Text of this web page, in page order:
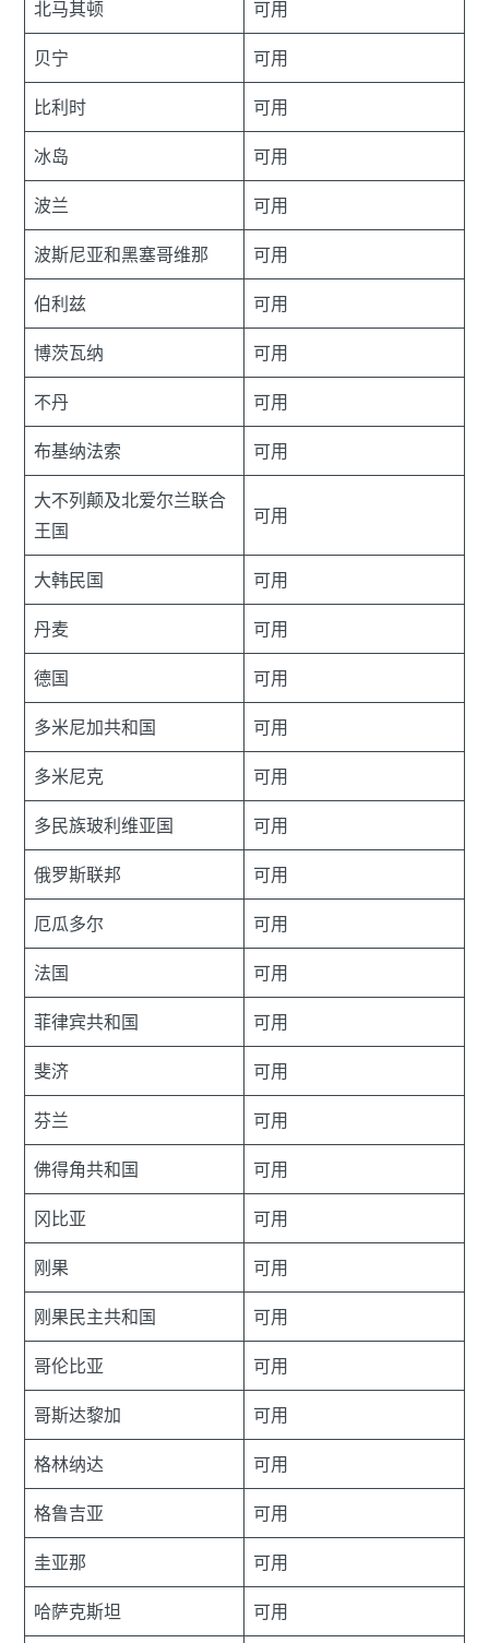
北马其顿
可用
贝宁
可用
比利时
可用
冰岛
可用
波兰
可用
波斯尼亚和黑塞哥维那
可用
伯利兹
可用
博茨瓦纳
可用
不丹
可用
布基纳法索
可用
大不列颠及北爱尔兰联合
王国
可用
大韩民国
可用
丹麦
可用
德国
可用
多米尼加共和国
可用
多米尼克
可用
多民族玻利维亚国
可用
俄罗斯联邦
可用
厄瓜多尔
可用
法国
可用
菲律宾共和国
可用
斐济
可用
芬兰
可用
佛得角共和国
可用
冈比亚
可用
刚果
可用
刚果民主共和国
可用
哥伦比亚
可用
哥斯达黎加
可用
格林纳达
可用
格鲁吉亚
可用
圭亚那
可用
哈萨克斯坦
可用